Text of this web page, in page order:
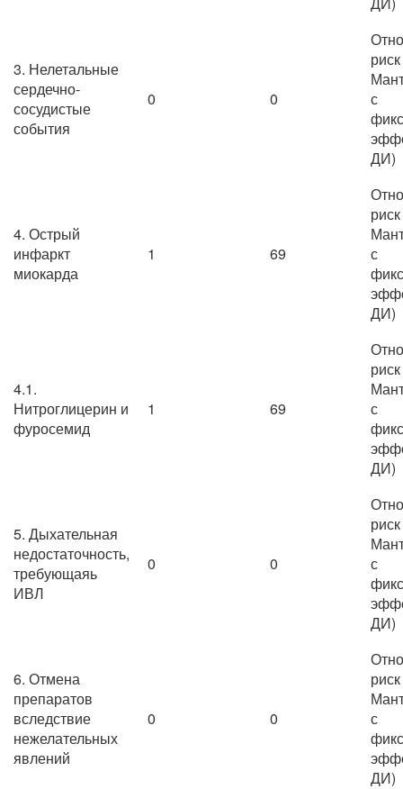
3. Нелетальные
сердечно-
сосудистые
события
0 0
с
ДИ)
4. Острый
инфаркт
миокарда
1 69
с
ДИ)
4.1.
Нитроглицерин и
фуросемид
1 69
с
ДИ)
5. Дыхательная
недостаточность,
требующаяь
ИВЛ
0 0
с
ДИ)
6. Отмена
препаратов
вследствие
нежелательных
явлений
0 0
с
ДИ)